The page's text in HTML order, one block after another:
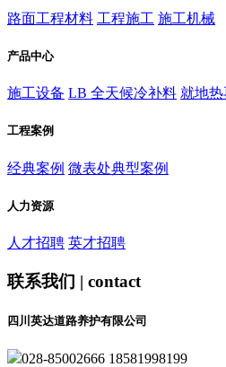
路面工程材料 工程施工 施工机械
产品中心
施工设备 LB 全天候冷补料 就地
工程案例
经典案例 微表处典型案例
人力资源
人才招聘 英才招聘
联系我们 | contact
四川英达道路养护有限公司
028-85002666 18581998199